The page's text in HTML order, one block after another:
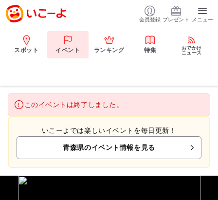
会員登録 プレゼント メニュー
スポット イベント ランキング 特集
おでかけ
ニュース
このイベントは終了しました。
いこーよでは楽しいイベントを毎日更新！
青森県のイベント情報を見る